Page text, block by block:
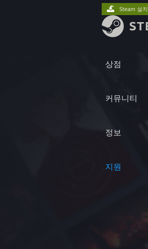
상점
커뮤니티
정보
지원
Steam 설치